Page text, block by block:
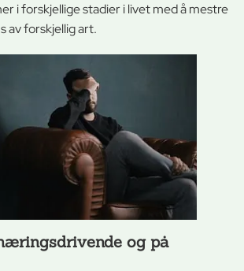
i forskjellige stadier i livet med å mestre
av forskjellig art.
og på